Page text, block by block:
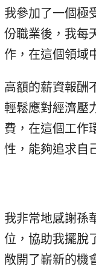
我參加了一個極
份職業後，我每
作，在這個領域
高額的薪資報酬
輕鬆應對經濟壓
費，在這個工作
性，能夠追求自
我非常地感謝孫
位，協助我擺脫
敞開了嶄新的機